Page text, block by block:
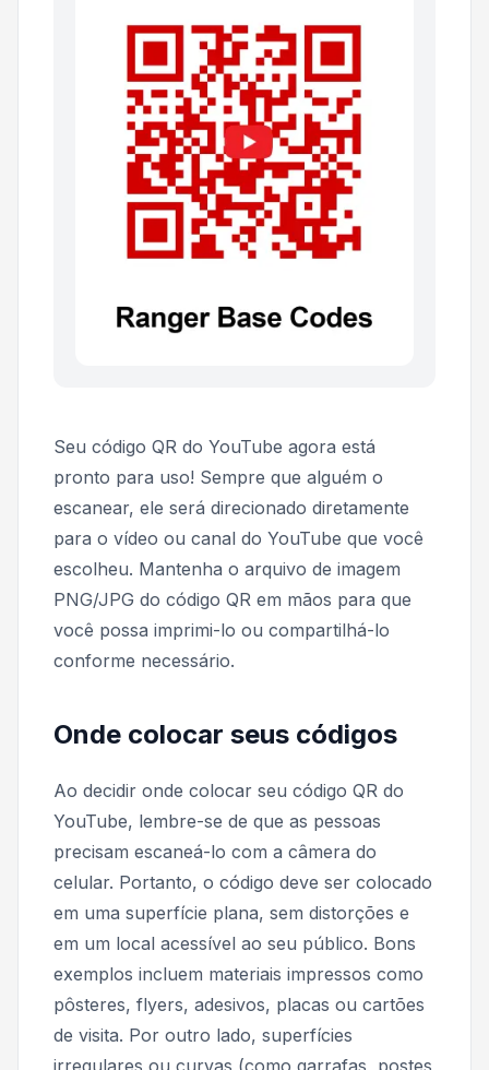
Seu código QR do YouTube agora está
pronto para uso! Sempre que alguém o
escanear, ele será direcionado diretamente
para o vídeo ou canal do YouTube que você
escolheu. Mantenha o arquivo de imagem
PNG/JPG do código QR em mãos para que
você possa imprimi-lo ou compartilhá-lo
conforme necessário.
Onde colocar seus códigos
Ao decidir onde colocar seu código QR do
YouTube, lembre-se de que as pessoas
precisam escaneá-lo com a câmera do
celular. Portanto, o código deve ser colocado
em uma superfície plana, sem distorções e
em um local acessível ao seu público. Bons
exemplos incluem materiais impressos como
pôsteres, flyers, adesivos, placas ou cartões
de visita. Por outro lado, superfícies